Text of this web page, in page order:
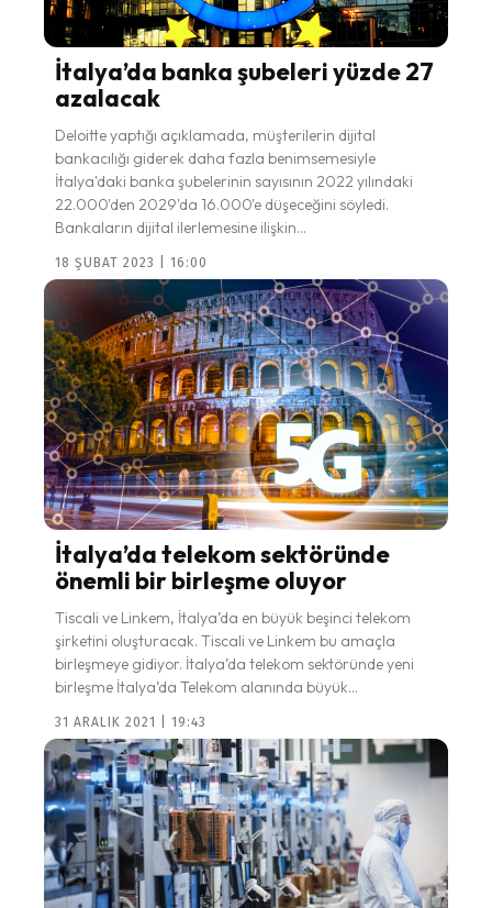
İtalya’da banka şubeleri yüzde 27
azalacak
Deloitte yaptığı açıklamada, müşterilerin dijital
bankacılığı giderek daha fazla benimsemesiyle
İtalya'daki banka şubelerinin sayısının 2022 yılındaki
22.000'den 2029'da 16.000'e düşeceğini söyledi.
Bankaların dijital ilerlemesine ilişkin...
18 ŞUBAT 2023 | 16:00
İtalya’da telekom sektöründe
önemli bir birleşme oluyor
Tiscali ve Linkem, İtalya’da en büyük beşinci telekom
şirketini oluşturacak. Tiscali ve Linkem bu amaçla
birleşmeye gidiyor. İtalya’da telekom sektöründe yeni
birleşme İtalya’da Telekom alanında büyük...
31 ARALIK 2021 | 19:43